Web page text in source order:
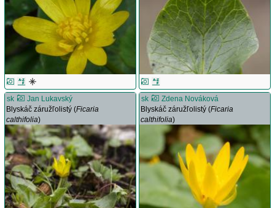
sk
Jan Lukavský
Blyskáč záružľolistý (Ficaria
calthifolia)
sk
Zdena Nováková
Blyskáč záružľolistý (Ficaria
calthifolia)